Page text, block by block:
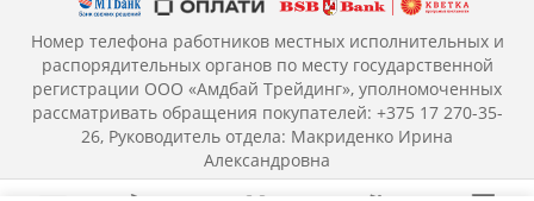
Номер телефона работников местных исполнительных и
распорядительных органов по месту государственной
регистрации ООО «Амдбай Трейдинг», уполномоченных
рассматривать обращения покупателей: +375 17 270-35-
26, Руководитель отдела: Макриденко Ирина
Александровна